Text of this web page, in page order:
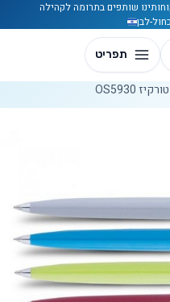
שותפים בתרומה לקהילה
לבן
טורקיז OS5930